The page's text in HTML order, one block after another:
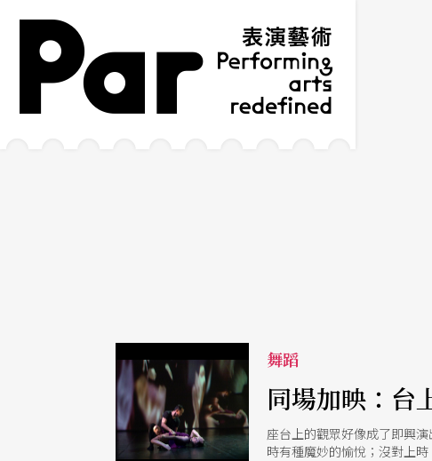
跳到主要內容區塊
網站導覽
舞蹈
同場加映：台
座台上的觀眾好像成了即興
時有種魔妙的愉悅；沒對上